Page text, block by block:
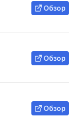
Обзор
Обзор
Обзор